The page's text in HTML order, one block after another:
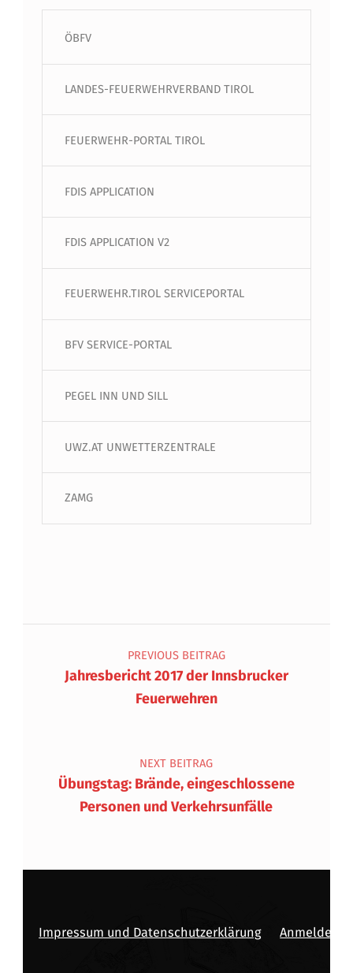
ÖBFV
LANDES-FEUERWEHRVERBAND TIROL
FEUERWEHR-PORTAL TIROL
FDIS APPLICATION
FDIS APPLICATION V2
FEUERWEHR.TIROL SERVICEPORTAL
BFV SERVICE-PORTAL
PEGEL INN UND SILL
UWZ.AT UNWETTERZENTRALE
ZAMG
Beitragsnavigation
PREVIOUS BEITRAG
Jahresbericht 2017 der Innsbrucker
Feuerwehren
NEXT BEITRAG
Übungstag: Brände, eingeschlossene
Personen und Verkehrsunfälle
Impressum und Datenschutzerklärung Anmelden